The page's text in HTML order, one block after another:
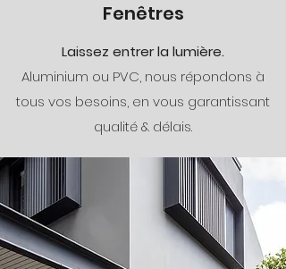
Fenêtres
Laissez entrer la lumière.
Aluminium ou PVC, nous répondons à
tous vos besoins, en vous garantissant
qualité & délais.